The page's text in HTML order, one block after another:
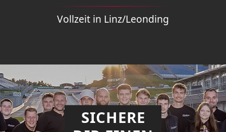
Vollzeit in Linz/Leonding
SICHERE